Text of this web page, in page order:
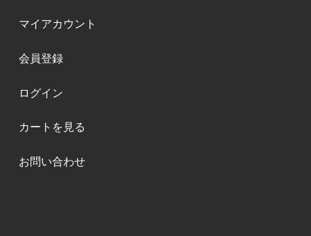
マイアカウント
会員登録
ログイン
カートを見る
お問い合わせ